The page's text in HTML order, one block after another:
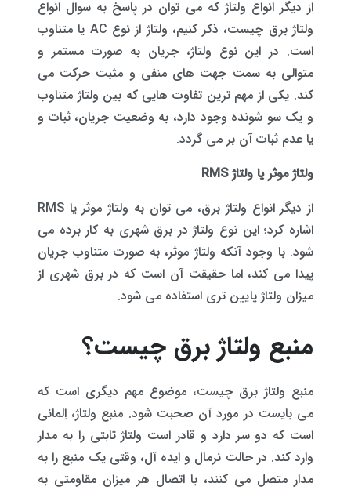
از دیگر انواع ولتاژ که می توان در پاسخ به سوال انواع
ولتاژ برق چیست، ذکر کنیم، ولتاژ از نوع AC یا متناوب
است. در این نوع ولتاژ، جریان به صورت مستمر و
متوالی به سمت جهت های منفی و مثبت حرکت می
کند. یکی از مهم ترین تفاوت هایی که بین ولتاژ متناوب
و یک سو شونده وجود دارد، به وضعیت جریان، ثبات و
یا عدم ثبات آن بر می گردد.
ولتاژ موثر یا ولتاژ RMS
از دیگر انواع ولتاژ برق، می توان به ولتاژ موثر یا RMS
اشاره کرد؛ این نوع ولتاژ در برق شهری به کار برده می
شود. با وجود آنکه ولتاژ موثر، به صورت متناوب جریان
پیدا می کند، اما حقیقت آن است که در برق شهری از
میزان ولتاژ پایین تری استفاده می شود.
منبع ولتاژ برق چیست؟
منبع ولتاژ برق چیست، موضوع مهم دیگری است که
می بایست در مورد آن صحبت شود. منبع ولتاژ، اِلمانی
است که دو سر دارد و قادر است ولتاژ ثابتی را به مدار
وارد کند. در حالت نرمال و ایده آل، وقتی یک منبع را به
مدار متصل می کنند، با اتصال هر میزان مقاومتی به